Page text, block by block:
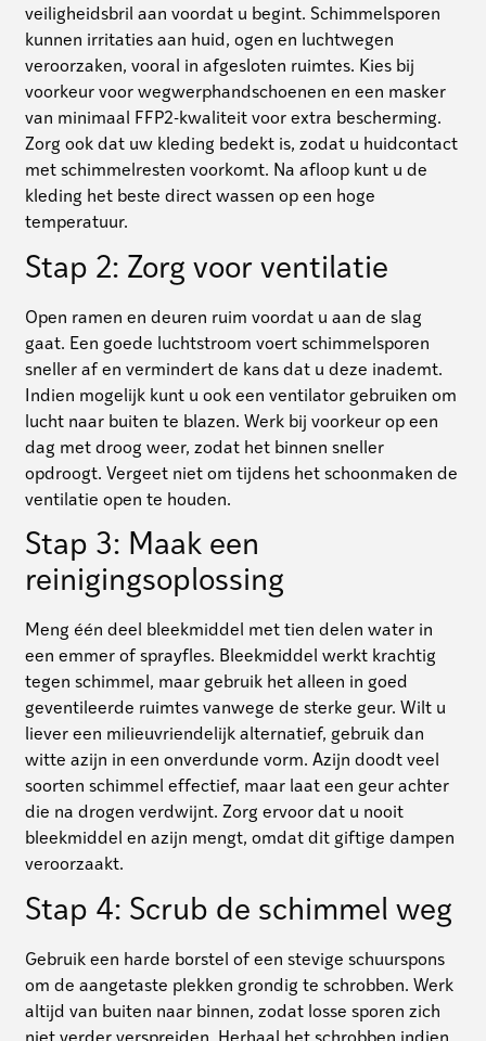
veiligheidsbril aan voordat u begint. Schimmelsporen
kunnen irritaties aan huid, ogen en luchtwegen
veroorzaken, vooral in afgesloten ruimtes. Kies bij
voorkeur voor wegwerphandschoenen en een masker
van minimaal FFP2-kwaliteit voor extra bescherming.
Zorg ook dat uw kleding bedekt is, zodat u huidcontact
met schimmelresten voorkomt. Na afloop kunt u de
kleding het beste direct wassen op een hoge
temperatuur.
Stap 2: Zorg voor ventilatie
Open ramen en deuren ruim voordat u aan de slag
gaat. Een goede luchtstroom voert schimmelsporen
sneller af en vermindert de kans dat u deze inademt.
Indien mogelijk kunt u ook een ventilator gebruiken om
lucht naar buiten te blazen. Werk bij voorkeur op een
dag met droog weer, zodat het binnen sneller
opdroogt. Vergeet niet om tijdens het schoonmaken de
ventilatie open te houden.
Stap 3: Maak een
reinigingsoplossing
Meng één deel bleekmiddel met tien delen water in
een emmer of sprayfles. Bleekmiddel werkt krachtig
tegen schimmel, maar gebruik het alleen in goed
geventileerde ruimtes vanwege de sterke geur. Wilt u
liever een milieuvriendelijk alternatief, gebruik dan
witte azijn in een onverdunde vorm. Azijn doodt veel
soorten schimmel effectief, maar laat een geur achter
die na drogen verdwijnt. Zorg ervoor dat u nooit
bleekmiddel en azijn mengt, omdat dit giftige dampen
veroorzaakt.
Stap 4: Scrub de schimmel weg
Gebruik een harde borstel of een stevige schuurspons
om de aangetaste plekken grondig te schrobben. Werk
altijd van buiten naar binnen, zodat losse sporen zich